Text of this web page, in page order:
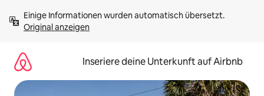
Inhalten
springenOriginal anzeigen
Inseriere deine Unterkunft auf Airbnb